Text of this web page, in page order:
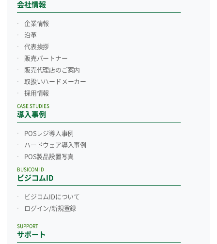
会社情報
企業情報
沿革
代表挨拶
販売パートナー
販売代理店のご案内
取扱いハードメーカー
採用情報
導入事例
CASE STUDIES
POSレジ導入事例
ハードウェア導入事例
POS製品設置写真
ビジコムID
BUSICOM ID
ビジコムIDについて
ログイン/新規登録
サポート
SUPPORT